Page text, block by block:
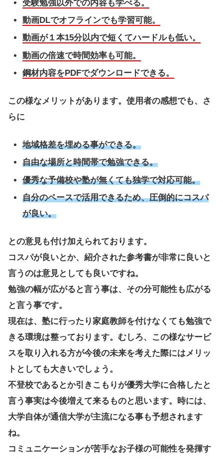
受験勉強以外での内容も学べる。
動画DLでオフラインでも学習可能。
動画が１本15分以内で短くてハードルも低い。
動画の倍速で時間効率も可能。
鋼材内容をPDFでダウンロードできる。
この様なメリットがあります。使用者の感想でも、さ
らに
地域格差を埋める事ができる。
自由な場所と時間帯で勉強できる。
優秀な予備校や塾が無くても独学で対応可能。
自分のペースで活用できるため、圧倒的にコスパ
が良い。
との意見も付け加えられております。
コスパが良いとか、紹介された参考書が非常に良いと
言うのは意見としても良いですね。
勉強の幅が広がると言う事は、その分可能性も広がる
と言う事です。
現在は、塾に行ったり家庭教師を付けなくても勉強で
きる環境は整っております。むしろ、この様なサービ
スを取り入れる方が今後の未来を考えた際にはメリッ
トとしても大きいでしょう。
不登校であるとか引きこもりが優秀大学に合格したと
言う事実は今後増えて来るものと思います。時には、
大学自体が通信大学が主流になる事も予想されます
ね。
コミュニケーションが苦手なお子様の可能性を発揮す